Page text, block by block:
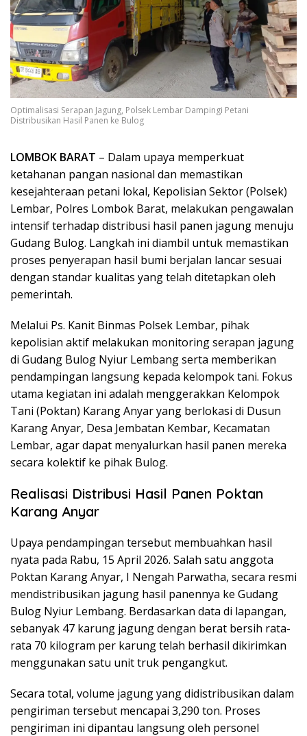
Optimalisasi Serapan Jagung, Polsek Lembar Dampingi Petani
Distribusikan Hasil Panen ke Bulog
LOMBOK BARAT – Dalam upaya memperkuat
ketahanan pangan nasional dan memastikan
kesejahteraan petani lokal, Kepolisian Sektor (Polsek)
Lembar, Polres Lombok Barat, melakukan pengawalan
intensif terhadap distribusi hasil panen jagung menuju
Gudang Bulog. Langkah ini diambil untuk memastikan
proses penyerapan hasil bumi berjalan lancar sesuai
dengan standar kualitas yang telah ditetapkan oleh
pemerintah.
Melalui Ps. Kanit Binmas Polsek Lembar, pihak
kepolisian aktif melakukan monitoring serapan jagung
di Gudang Bulog Nyiur Lembang serta memberikan
pendampingan langsung kepada kelompok tani. Fokus
utama kegiatan ini adalah menggerakkan Kelompok
Tani (Poktan) Karang Anyar yang berlokasi di Dusun
Karang Anyar, Desa Jembatan Kembar, Kecamatan
Lembar, agar dapat menyalurkan hasil panen mereka
secara kolektif ke pihak Bulog.
Realisasi Distribusi Hasil Panen Poktan
Karang Anyar
Upaya pendampingan tersebut membuahkan hasil
nyata pada Rabu, 15 April 2026. Salah satu anggota
Poktan Karang Anyar, I Nengah Parwatha, secara resmi
mendistribusikan jagung hasil panennya ke Gudang
Bulog Nyiur Lembang. Berdasarkan data di lapangan,
sebanyak 47 karung jagung dengan berat bersih rata-
rata 70 kilogram per karung telah berhasil dikirimkan
menggunakan satu unit truk pengangkut.
Secara total, volume jagung yang didistribusikan dalam
pengiriman tersebut mencapai 3,290 ton. Proses
pengiriman ini dipantau langsung oleh personel